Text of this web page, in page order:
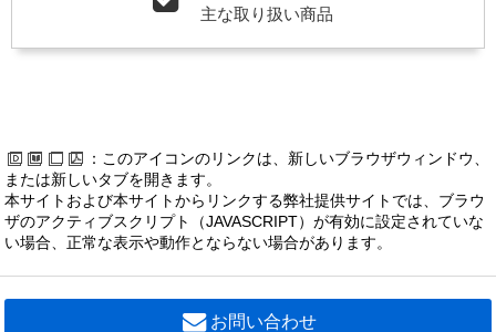
主な取り扱い商品
：このアイコンのリンクは、新しいブラウザウィンドウ、
または新しいタブを開きます。
本サイトおよび本サイトからリンクする弊社提供サイトでは、ブラウ
ザのアクティブスクリプト（JAVASCRIPT）が有効に設定されていな
い場合、正常な表示や動作とならない場合があります。
お問い合わせ